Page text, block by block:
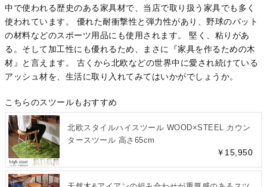
中で使われる歴史のある家具材で、当店で取り扱う家具でも多く
使われています。 優れた耐衝撃性と弾力性があり、野球のバット
の材料などのスポーツ用品にも使用されます。 堅く、粘りがあ
る。そして加工性にも優れるため、まさに『家具を作るための木
材』と言えます。 古くから北欧などの世界中に愛され続けている
アッシュ材を、生活に取り入れてみてはいかがでしょうか。
こちらのスツールもおすすめ
北欧スタイルハイスツール WOOD×STEEL カウン
タースツール 高さ65cm
￥15,950